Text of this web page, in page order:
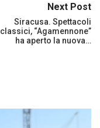
Next Post
Siracusa. Spettacoli
classici, “Agamennone”
ha aperto la nuova…